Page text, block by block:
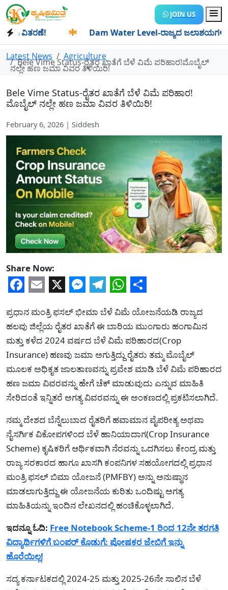
JOIN US
Dam Water Level-ರಾಜ್ಯದ ಜಲಾಶಯಗಳಿಗೆ ಒಂದೇ
Latest News Agriculture
Bele Vime Status-ರೈತರ ಖಾತೆಗೆ ಬೆಳೆ ವಿಮೆ ಪರಿಹಾರ!ಮೊಬೈಲ್
ನಲ್ಲೇ ಹಣ ಜಮಾ ವಿವರ ತಿಳಿಯಿರಿ!
Bele Vime Status-ರೈತರ ಖಾತೆಗೆ ಬೆಳೆ ವಿಮೆ ಪರಿಹಾರ!
ಮೊಬೈಲ್ ನಲ್ಲೇ ಹಣ ಜಮಾ ವಿವರ ತಿಳಿಯಿರಿ!
February 6, 2026 | Siddesh
Share Now:
Facebook
Email
X Messenger
Telegram
WhatsApp
Share
ಪ್ರಧಾನ ಮಂತ್ರಿ ಫಸಲ್ ಭೀಮಾ ಬೆಳೆ ವಿಮೆ ಯೋಜನೆಯಡಿ ರಾಜ್ಯದ
ಹಲವು ಜಿಲ್ಲೆಯ ರೈತರ ಖಾತೆಗೆ ಈ ಬಾರಿಯ ಮುಂಗಾರು ಹಂಗಾಮಿನ
ಮತ್ತು ಕಳೆದ 2024 ವರ್ಷದ ಬೆಳೆ ವಿಮೆ ಪರಿಹಾರದ(Crop
Insurance) ಹಣವು ಜಮಾ ಅಗುತ್ತಿದ್ದು ರೈತರು ತಮ್ಮ ಮೊಬೈಲ್
ಮೂಲಕ ಅಧಿಕೃತ ಜಾಲತಾಣವನ್ನು ಪ್ರವೇಶ ಮಾಡಿ ಬೆಳೆ ವಿಮೆ ಪರಿಹಾರದ
ಹಣ ಜಮಾ ವಿವರವನ್ನು ಹೇಗೆ ಚೆಕ್ ಮಾಡುವುದು ಎನ್ನುವ ಮಾಹಿತಿ
ಸೇರಿದಂತೆ ಇನ್ನಿತರೆ ಅಗತ್ಯ ವಿವರವನ್ನು ಈ ಅಂಕಣದಲ್ಲಿ ಪ್ರಕಟಿಸಲಾಗಿದೆ.
ನಮ್ಮ ದೇಶದ ಬೆನ್ನೆಲುಬಾದ ರೈತರಿಗೆ ಹವಾಮಾನ ವೈಪರೀತ್ಯ ಅಥವಾ
ನೈಸರ್ಗಿಕ ವಿಕೋಪಗಳಿಂದ ಬೆಳೆ ಹಾನಿಯಾದಾಗ(Crop Insurance
Scheme) ಕೃಷಿಕರಿಗೆ ಆರ್ಥಿಕವಾಗಿ ನೆರವನ್ನು ಒದಗಿಸಲು ಕೇಂದ್ರ ಮತ್ತು
ರಾಜ್ಯ ಸರಕಾರದ ಹಾಗೂ ಖಾಸಗಿ ಕಂಪನಿಗಳ ಸಹಯೋಗದಲ್ಲಿ ಪ್ರಧಾನ
ಮಂತ್ರಿ ಫಸಲ್ ಬಿಮಾ ಯೋಜನೆ (PMFBY) ಅನ್ನು ಅನುಷ್ಥಾನ
ಮಾಡಲಾಗುತ್ತಿದ್ದು ಈ ಯೋಜನೆಯ ಕುರಿತು ಒಂದಿಷ್ಟು ಅಗತ್ಯ
ಮಾಹಿತಿಯನ್ನು ಇಂದಿನ ಲೇಖನದಲ್ಲಿ ಹಂಚಿಕೊಳ್ಳಲಾಗಿದೆ.
ಇದನ್ನೂ ಓದಿ: Free Notebook Scheme-1 ರಿಂದ 12ನೇ ತರಗತಿ
ವಿದ್ಯಾರ್ಥಿಗಳಿಗೆ ಬಂಪರ್ ಕೊಡುಗೆ: ಪೋಷಕರ ಜೇಬಿಗೆ ಇನ್ನು
ಹೊರೆಯಿಲ್ಲ!
ಸದ್ಯ ಕರ್ನಾಟಕದಲ್ಲಿ 2024-25 ಮತ್ತು 2025-26ನೇ ಸಾಲಿನ ಬೆಳೆ